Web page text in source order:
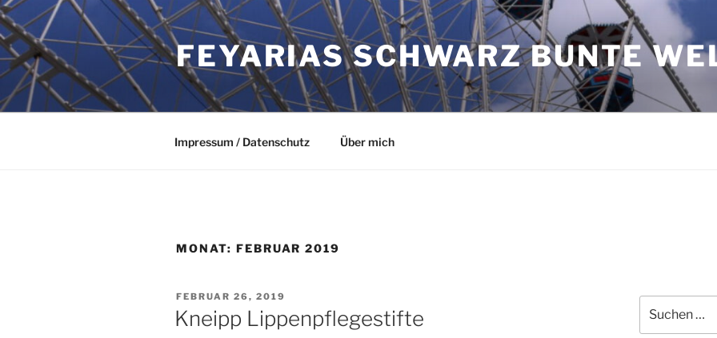
Zum
Inhalt
springen
FEYARIAS SCHWARZ BUNTE
Impressum / Datenschutz Über mich
MONAT: FEBRUAR 2019
VERÖFFENTLICHT
AM
FEBRUAR 26, 2019
Kneipp Lippenpflegestifte
nach: